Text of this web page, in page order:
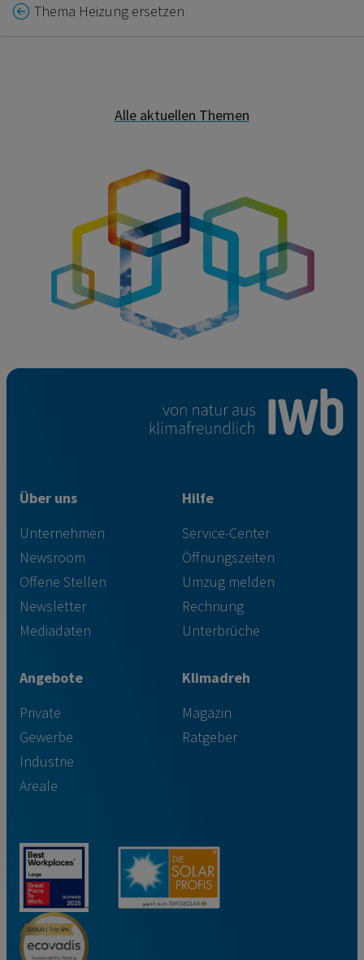
Thema Heizung ersetzen
Alle aktuellen Themen
Über uns
Unternehmen
Newsroom
Offene Stellen
Newsletter
Mediadaten
Hilfe
Service-Center
Öffnungszeiten
Umzug melden
Rechnung
Unterbrüche
Angebote
Private
Gewerbe
Industrie
Areale
Klimadreh
Magazin
Ratgeber